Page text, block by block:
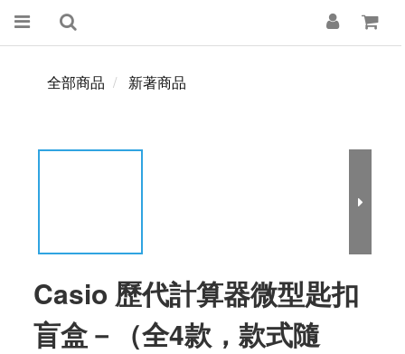
全部商品 新著商品
Casio 歷代計算器微型匙扣
盲盒－（全4款，款式隨